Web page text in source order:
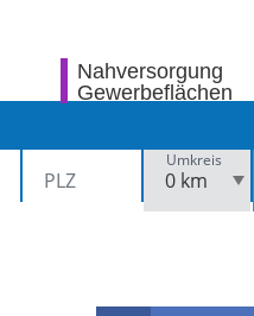
Nahversorgung
Gewerbeflächen
Umkreis